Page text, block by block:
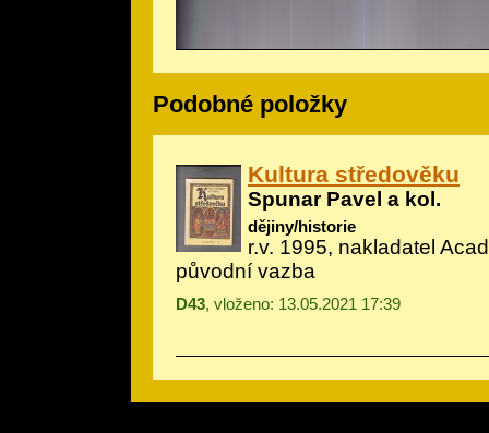
Podobné položky
Kultura středověku
Spunar Pavel a kol.
dějiny/historie
r.v. 1995, nakladatel
původní vazba
D43, vloženo: 13.05.2021 17:39